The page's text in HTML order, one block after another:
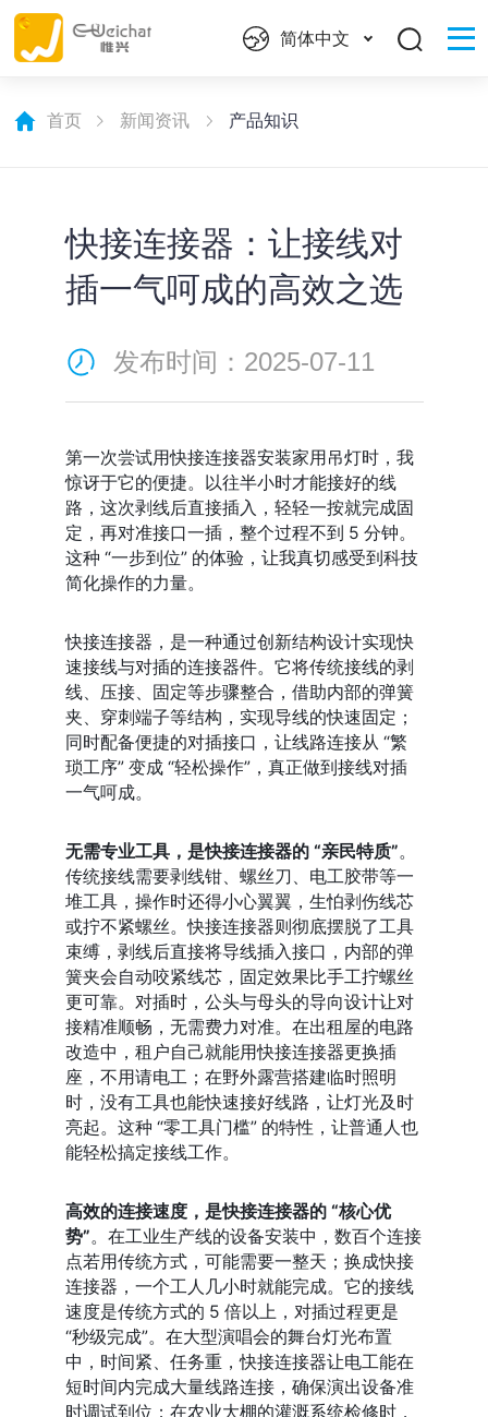
简体中文
首页 新闻资讯 产品知识
快接连接器：让接线对
插一气呵成的高效之选
发布时间：2025-07-11
第一次尝试用快接连接器安装家用吊灯时，我
惊讶于它的便捷。以往半小时才能接好的线
路，这次剥线后直接插入，轻轻一按就完成固
定，再对准接口一插，整个过程不到 5 分钟。
这种 “一步到位” 的体验，让我真切感受到科技
简化操作的力量。
快接连接器，是一种通过创新结构设计实现快
速接线与对插的连接器件。它将传统接线的剥
线、压接、固定等步骤整合，借助内部的弹簧
夹、穿刺端子等结构，实现导线的快速固定；
同时配备便捷的对插接口，让线路连接从 “繁
琐工序” 变成 “轻松操作”，真正做到接线对插
一气呵成。
无需专业工具，是快接连接器的 “亲民特质”。
传统接线需要剥线钳、螺丝刀、电工胶带等一
堆工具，操作时还得小心翼翼，生怕剥伤线芯
或拧不紧螺丝。快接连接器则彻底摆脱了工具
束缚，剥线后直接将导线插入接口，内部的弹
簧夹会自动咬紧线芯，固定效果比手工拧螺丝
更可靠。对插时，公头与母头的导向设计让对
接精准顺畅，无需费力对准。在出租屋的电路
改造中，租户自己就能用快接连接器更换插
座，不用请电工；在野外露营搭建临时照明
时，没有工具也能快速接好线路，让灯光及时
亮起。这种 “零工具门槛” 的特性，让普通人也
能轻松搞定接线工作。
高效的连接速度，是快接连接器的 “核心优
势”。在工业生产线的设备安装中，数百个连接
点若用传统方式，可能需要一整天；换成快接
连接器，一个工人几小时就能完成。它的接线
速度是传统方式的 5 倍以上，对插过程更是
“秒级完成”。在大型演唱会的舞台灯光布置
中，时间紧、任务重，快接连接器让电工能在
短时间内完成大量线路连接，确保演出设备准
时调试到位；在农业大棚的灌溉系统检修时，